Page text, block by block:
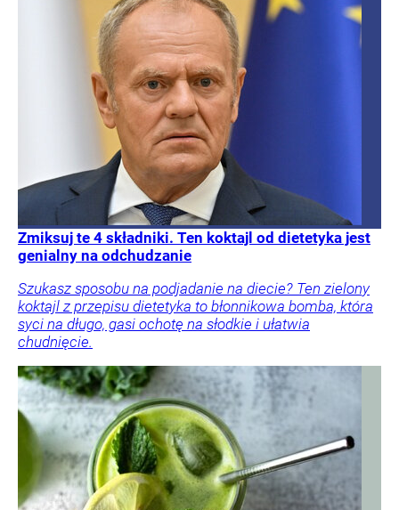
Zmiksuj te 4 składniki. Ten koktajl od dietetyka jest
genialny na odchudzanie
Szukasz sposobu na podjadanie na diecie? Ten zielony
koktajl z przepisu dietetyka to błonnikowa bomba, która
syci na długo, gasi ochotę na słodkie i ułatwia
chudnięcie.